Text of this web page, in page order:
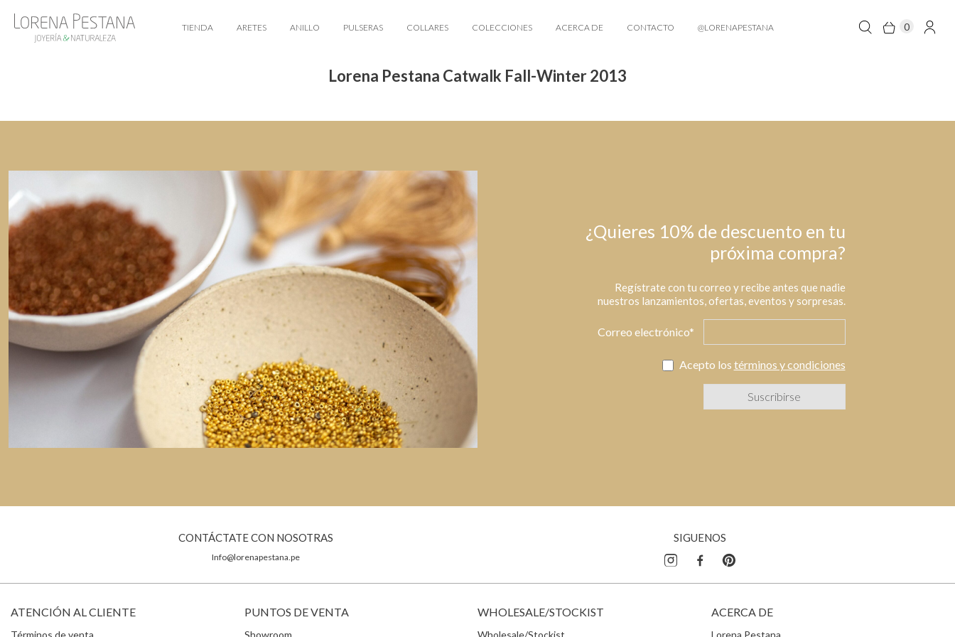
TIENDA ARETES ANILLO PULSERAS COLLARES COLECCIONES ACERCA DE CONTACTO @LORENAPESTANA 0
Lorena Pestana Catwalk Fall-Winter 2013
¿Quieres 10% de descuento en tu
próxima compra?
Regístrate con tu correo y recibe antes que nadie
nuestros lanzamientos, ofertas, eventos y sorpresas.
Correo electrónico*
Acepto los términos y condiciones
CONTÁCTATE CON NOSOTRAS
Info@lorenapestana.pe
SIGUENOS
ATENCIÓN AL CLIENTE
Términos de venta
PUNTOS DE VENTA
Showroom
WHOLESALE/STOCKIST
Wholesale/Stockist
ACERCA DE
Lorena Pestana